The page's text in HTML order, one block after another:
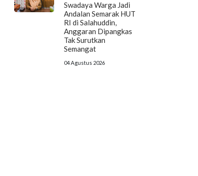
Swadaya Warga Jadi
Andalan Semarak HUT
RI di Salahuddin,
Anggaran Dipangkas
Tak Surutkan
Semangat
04 Agustus 2026